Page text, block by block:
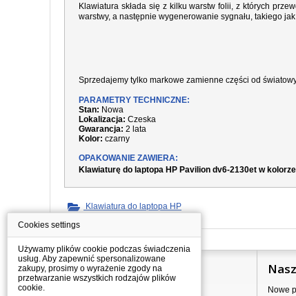
Klawiatura składa się z kilku warstw folii, z których
warstwy, a następnie wygenerowanie sygnału, takiego
Sprzedajemy tylko markowe zamienne części od
PARAMETRY TECHNICZNE:
Stan: Nowa
Lokalizacja: Czeska
Gwarancja: 2 lata
Kolor: czarny
OPAKOWANIE ZAWIERA:
Klawiaturę do laptopa HP Pavilion dv6-2130et w
Klawiatura do laptopa HP
Informacje
Nowe
Cookies settings
Używamy plików cookie podczas świadczenia
usług. Aby zapewnić spersonalizowane
zakupy, prosimy o wyrażenie zgody na
przetwarzanie wszystkich rodzajów plików
cookie.